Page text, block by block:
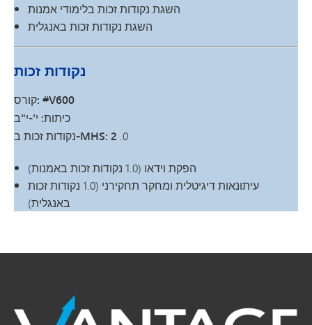
השגת נקודות זכות בלימודי אמנות
השגת נקודות זכות באנגלית
נקודות זכות
קורס: #V600
כיתות: י'-י"ב
נקודות זכות ב-MHS: 2 .0
הפקת וידאו (1.0 נקודות זכות באמנות)
עיתונאות דיגיטלית ומחקר תחקירני (1.0 נקודות זכות
באנגלית)